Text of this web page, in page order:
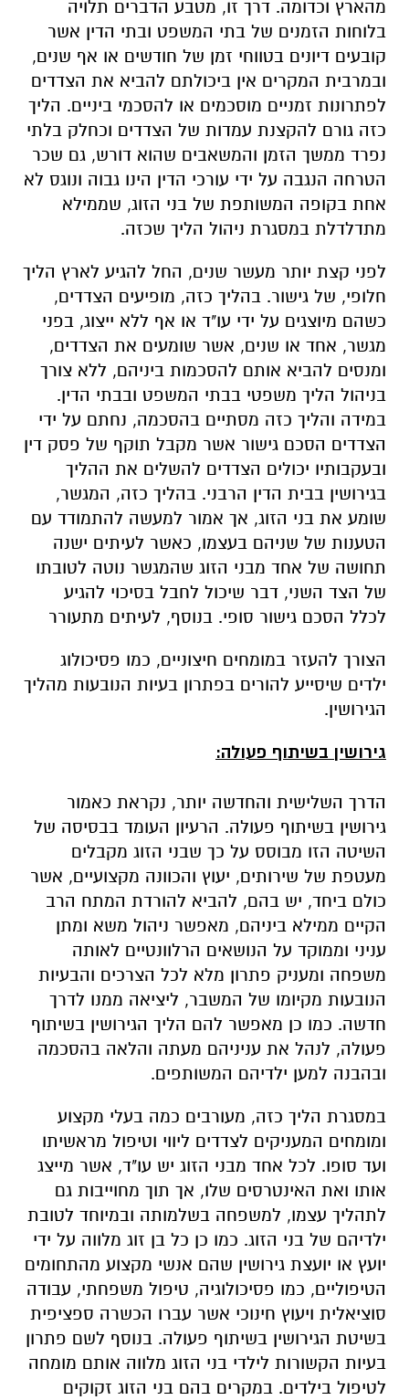
מהארץ וכדומה. דרך זו, מטבע הדברים תלויה
בלוחות הזמנים של בתי המשפט ובתי הדין אשר
קובעים דיונים בטווחי זמן של חודשים או אף שנים,
ובמרבית המקרים אין ביכולתם להביא את הצדדים
לפתרונות זמניים מוסכמים או להסכמי ביניים. הליך
כזה גורם להקצנת עמדות של הצדדים וכחלק בלתי
נפרד ממשך הזמן והמשאבים שהוא דורש, גם שכר
הטרחה הנגבה על ידי עורכי הדין הינו גבוה ונוגס לא
אחת בקופה המשותפת של בני הזוג, שממילא
מתדלדלת במסגרת ניהול הליך שכזה.
לפני קצת יותר מעשר שנים, החל להגיע לארץ הליך
חלופי, של גישור. בהליך כזה, מופיעים הצדדים,
כשהם מיוצגים על ידי עו"ד או אף ללא ייצוג, בפני
מגשר, אחד או שנים, אשר שומעים את הצדדים,
ומנסים להביא אותם להסכמות ביניהם, ללא צורך
בניהול הליך משפטי בבתי המשפט ובבתי הדין.
במידה והליך כזה מסתיים בהסכמה, נחתם על ידי
הצדדים הסכם גישור אשר מקבל תוקף של פסק דין
ובעקבותיו יכולים הצדדים להשלים את ההליך
בגירושין בבית הדין הרבני. בהליך כזה, המגשר,
שומע את בני הזוג, אך אמור למעשה להתמודד עם
הטענות של שניהם בעצמו, כאשר לעיתים ישנה
תחושה של אחד מבני הזוג שהמגשר נוטה לטובתו
של הצד השני, דבר שיכול לחבל בסיכוי להגיע
לכלל הסכם גישור סופי. בנוסף, לעיתים מתעורר
הצורך להעזר במומחים חיצוניים, כמו פסיכולוג
ילדים שיסייע להורים בפתרון בעיות הנובעות מהליך
הגירושין.
גירושין בשיתוף פעולה:
הדרך השלישית והחדשה יותר, נקראת כאמור
גירושין בשיתוף פעולה. הרעיון העומד בבסיסה של
השיטה הזו מבוסס על כך שבני הזוג מקבלים
מעטפת של שירותים, יעוץ והכוונה מקצועיים, אשר
כולם ביחד, יש בהם, להביא להורדת המתח הרב
הקיים ממילא ביניהם, מאפשר ניהול משא ומתן
עניני וממוקד על הנושאים הרלוונטיים לאותה
משפחה ומעניק פתרון מלא לכל הצרכים והבעיות
הנובעות מקיומו של המשבר, ליציאה ממנו לדרך
חדשה. כמו כן מאפשר להם הליך הגירושין בשיתוף
פעולה, לנהל את עניניהם מעתה והלאה בהסכמה
ובהבנה למען ילדיהם המשותפים.
במסגרת הליך כזה, מעורבים כמה בעלי מקצוע
ומומחים המעניקים לצדדים ליווי וטיפול מראשיתו
ועד סופו. לכל אחד מבני הזוג יש עו"ד, אשר מייצג
אותו ואת האינטרסים שלו, אך תוך מחוייבות גם
לתהליך עצמו, למשפחה בשלמותה ובמיוחד לטובת
ילדיהם של בני הזוג. כמו כן כל בן זוג מלווה על ידי
יועץ או יועצת גירושין שהם אנשי מקצוע מהתחומים
הטיפוליים, כמו פסיכולוגיה, טיפול משפחתי, עבודה
סוציאלית ויעוץ חינוכי אשר עברו הכשרה ספציפית
בשיטת הגירושין בשיתוף פעולה. בנוסף לשם פתרון
בעיות הקשורות לילדי בני הזוג מלווה אותם מומחה
לטיפול בילדים. במקרים בהם בני הזוג זקוקים